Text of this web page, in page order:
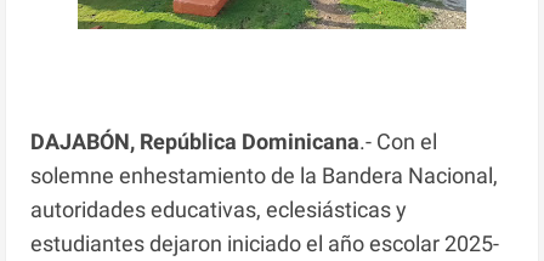
DAJABÓN, República Dominicana.- Con el
solemne enhestamiento de la Bandera Nacional,
autoridades educativas, eclesiásticas y
estudiantes dejaron iniciado el año escolar 2025-